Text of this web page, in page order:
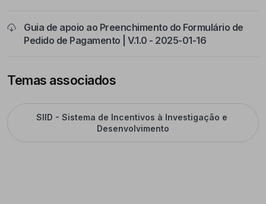
Guia de apoio ao Preenchimento do Formulário de
Pedido de Pagamento | V.1.0 - 2025-01-16
Temas associados
SIID - Sistema de Incentivos à Investigação e
Desenvolvimento